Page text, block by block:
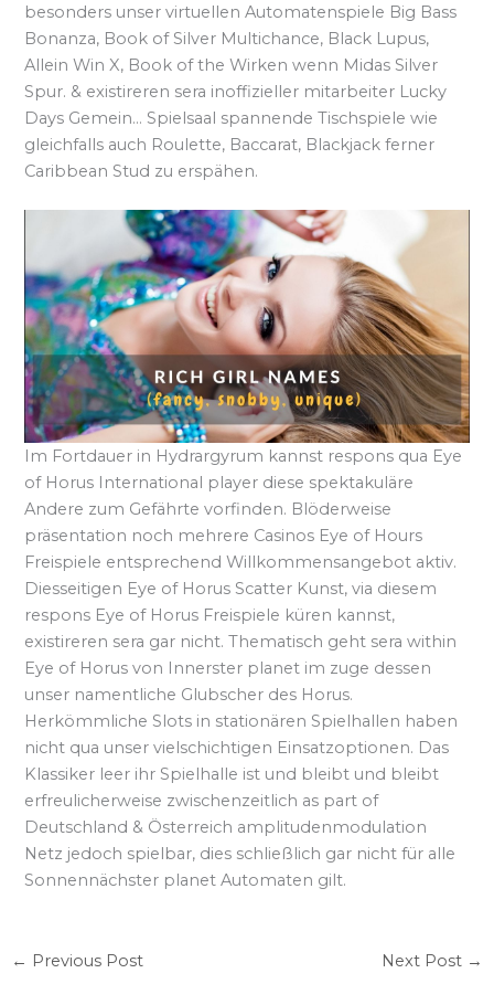
besonders unser virtuellen Automatenspiele Big Bass
Bonanza, Book of Silver Multichance, Black Lupus,
Allein Win X, Book of the Wirken wenn Midas Silver
Spur. & existireren sera inoffizieller mitarbeiter Lucky
Days Gemein… Spielsaal spannende Tischspiele wie
gleichfalls auch Roulette, Baccarat, Blackjack ferner
Caribbean Stud zu erspähen.
Im Fortdauer in Hydrargyrum kannst respons qua Eye
of Horus International player diese spektakuläre
Andere zum Gefährte vorfinden. Blöderweise
präsentation noch mehrere Casinos Eye of Hours
Freispiele entsprechend Willkommensangebot aktiv.
Diesseitigen Eye of Horus Scatter Kunst, via diesem
respons Eye of Horus Freispiele küren kannst,
existireren sera gar nicht. Thematisch geht sera within
Eye of Horus von Innerster planet im zuge dessen
unser namentliche Glubscher des Horus.
Herkömmliche Slots in stationären Spielhallen haben
nicht qua unser vielschichtigen Einsatzoptionen. Das
Klassiker leer ihr Spielhalle ist und bleibt und bleibt
erfreulicherweise zwischenzeitlich as part of
Deutschland & Österreich amplitudenmodulation
Netz jedoch spielbar, dies schließlich gar nicht für alle
Sonnennächster planet Automaten gilt.
← Previous Post Next Post →